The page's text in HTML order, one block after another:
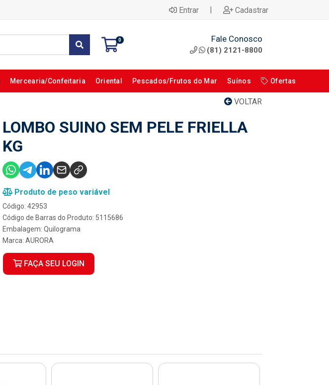
Entrar | Cadastrar
0 Fale Conosco
(81) 2121-8800
Mercearia/Confeitaria Oriental Pescados/Frutos do Mar Suínos Ofertas
VOLTAR
LOMBO SUINO SEM PELE FRIELLA
KG
Produto de peso variável
Código: 42953
Código de Barras do Produto: 5115686
Embalagem: Quilograma
Marca: AURORA
FAÇA SEU LOGIN